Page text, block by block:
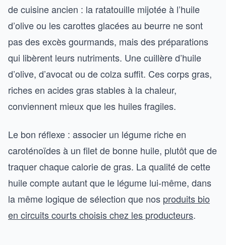
de cuisine ancien : la ratatouille mijotée à l’huile
d’olive ou les carottes glacées au beurre ne sont
pas des excès gourmands, mais des préparations
qui libèrent leurs nutriments. Une cuillère d’huile
d’olive, d’avocat ou de colza suffit. Ces corps gras,
riches en acides gras stables à la chaleur,
conviennent mieux que les huiles fragiles.
Le bon réflexe : associer un légume riche en
caroténoïdes à un filet de bonne huile, plutôt que de
traquer chaque calorie de gras. La qualité de cette
huile compte autant que le légume lui-même, dans
la même logique de sélection que nos produits bio
en circuits courts choisis chez les producteurs.